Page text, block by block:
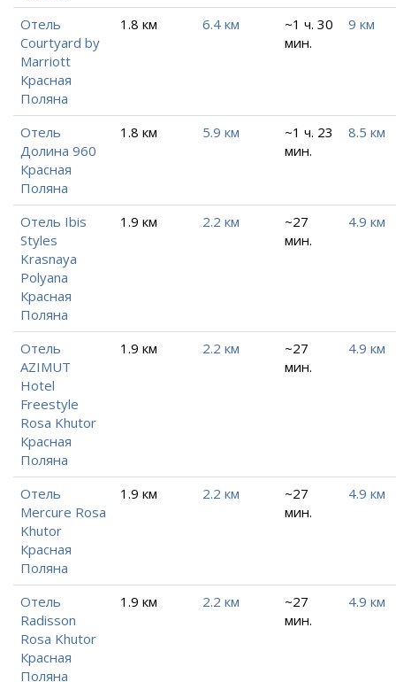
Отель
Courtyard by
Marriott
Красная
Поляна
1.8 км 6.4 км
~1 ч. 30
мин.
9 км
Отель
Долина 960
Красная
Поляна
1.8 км 5.9 км
~1 ч. 23
мин.
8.5 км
Отель Ibis
Styles
Krasnaya
Polyana
Красная
Поляна
1.9 км 2.2 км
~27
мин.
4.9 км
Отель
AZIMUT
Hotel
Freestyle
Rosa Khutor
Красная
Поляна
1.9 км 2.2 км
~27
мин.
4.9 км
Отель
Mercure Rosa
Khutor
Красная
Поляна
1.9 км 2.2 км
~27
мин.
4.9 км
Отель
Radisson
Rosa Khutor
Красная
Поляна
1.9 км 2.2 км
~27
мин.
4.9 км